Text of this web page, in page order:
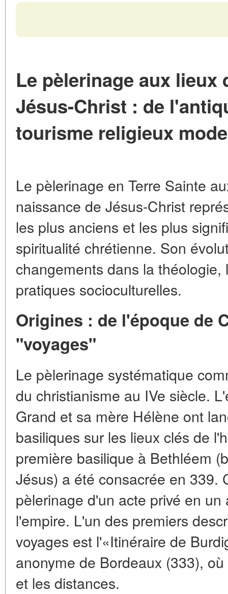
Le pèlerinage aux lieux
Jésus-Christ : de
tourisme religieux
Le pèlerinage en Terre Sainte
naissance de Jésus-Christ
les plus anciens et les plus
spiritualité chrétienne. Son
changements dans la
pratiques socioculturelles.
Origines : de l'époque de
"voyages"
Le pèlerinage systématique
du christianisme au IVe siècle.
Grand et sa mère Hélène ont
basiliques sur les lieux clés de
première basilique à Bethléem
Jésus) a été consacrée en 339.
pèlerinage d'un acte privé en
l'empire. L'un des premiers
voyages est l'«Itinéraire de
anonyme de Bordeaux (333),
et les distances.